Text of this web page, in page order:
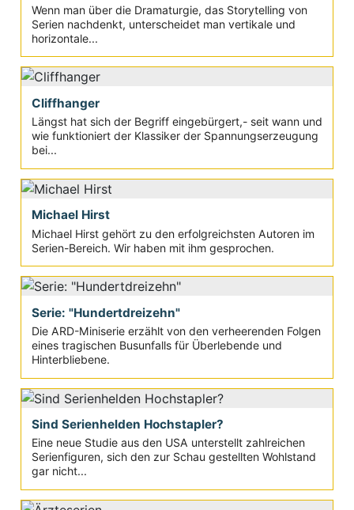
Wenn man über die Dramaturgie, das Storytelling von
Serien nachdenkt, unterscheidet man vertikale und
horizontale...
Cliffhanger
Längst hat sich der Begriff eingebürgert,- seit wann und
wie funktioniert der Klassiker der Spannungserzeugung
bei...
Michael Hirst
Michael Hirst gehört zu den erfolgreichsten Autoren im
Serien-Bereich. Wir haben mit ihm gesprochen.
Serie: "Hundertdreizehn"
Die ARD-Miniserie erzählt von den verheerenden Folgen
eines tragischen Busunfalls für Überlebende und
Hinterbliebene.
Sind Serienhelden Hochstapler?
Eine neue Studie aus den USA unterstellt zahlreichen
Serienfiguren, sich den zur Schau gestellten Wohlstand
gar nicht...